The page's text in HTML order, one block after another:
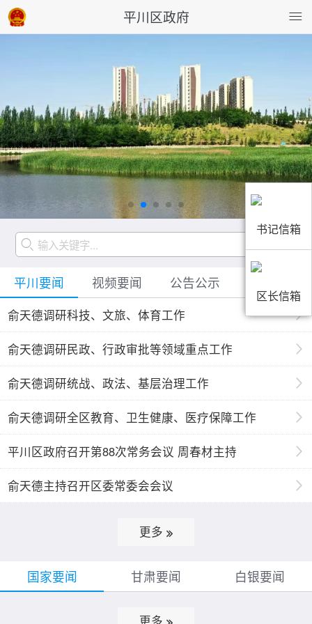
平川区政府
平川要闻 视频要闻 公告公示
俞天德调研科技、文旅、体育工作
俞天德调研民政、行政审批等领域重点工作
俞天德调研统战、政法、基层治理工作
俞天德调研全区教育、卫生健康、医疗保障工作
平川区政府召开第88次常务会议 周春材主持
俞天德主持召开区委常委会会议
更多
国家要闻 甘肃要闻 白银要闻
书记信箱
区长信箱